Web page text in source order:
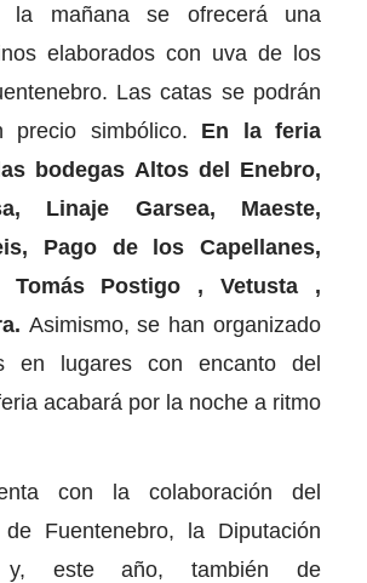
la mañana se ofrecerá una
elaborados con uva de los
Las catas se podrán
precio simbólico. En la feria
bodegas Altos del Enebro,
Linaje Garsea, Maeste,
Pago de los Capellanes,
Tomás Postigo , Vetusta ,
Asimismo, se han organizado
en lugares con encanto del
acabará por la noche a ritmo
con la colaboración del
de Fuentenebro, la Diputación
este año, también de